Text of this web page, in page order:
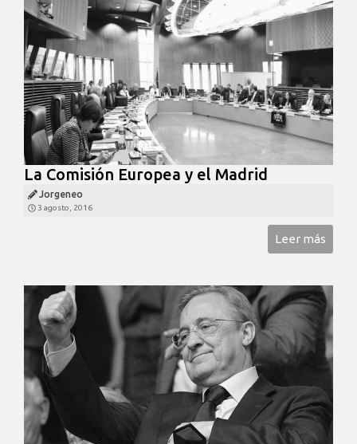
La Comisión Europea y el Madrid
Jorgeneo
3 agosto, 2016
Leer más